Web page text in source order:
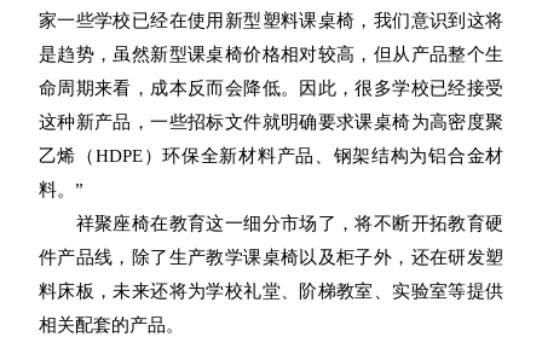
家一些学校已经在使用新型塑料课桌椅，我们意识到这将
是趋势，虽然新型课桌椅价格相对较高，但从产品整个生
命周期来看，成本反而会降低。因此，很多学校已经接受
这种新产品，一些招标文件就明确要求课桌椅为高密度聚
乙烯（HDPE）环保全新材料产品、钢架结构为铝合金材
料。”
祥聚座椅在教育这一细分市场了，将不断开拓教育硬
件产品线，除了生产教学课桌椅以及柜子外，还在研发塑
料床板，未来还将为学校礼堂、阶梯教室、实验室等提供
相关配套的产品。